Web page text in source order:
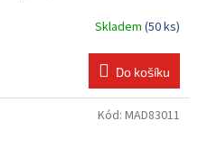
Skladem (50 ks)
Do košíku
Kód: MAD83011